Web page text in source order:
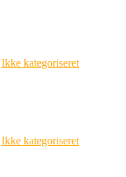
Ikke kategoriseret
Ikke kategoriseret